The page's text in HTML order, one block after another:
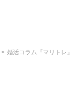
婚活コラム『マリトレ』